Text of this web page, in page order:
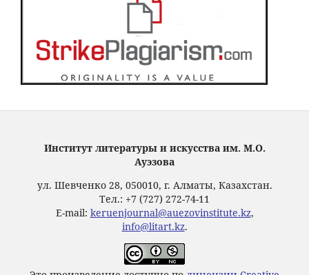
Институт литературы и искусства им. М.О.
Ауэзова
ул. Шевченко 28, 050010, г. Алматы, Казахстан.
Тел.: +7 (727) 272-74-11
E-mail: keruenjournal@auezovinstitute.kz,
info@litart.kz.